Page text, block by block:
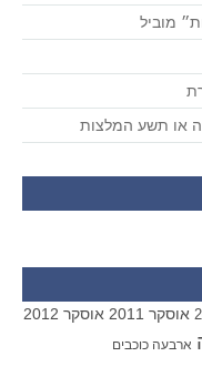
אוסקר 2011 אוסקר 2012
ארבעה כוכבים